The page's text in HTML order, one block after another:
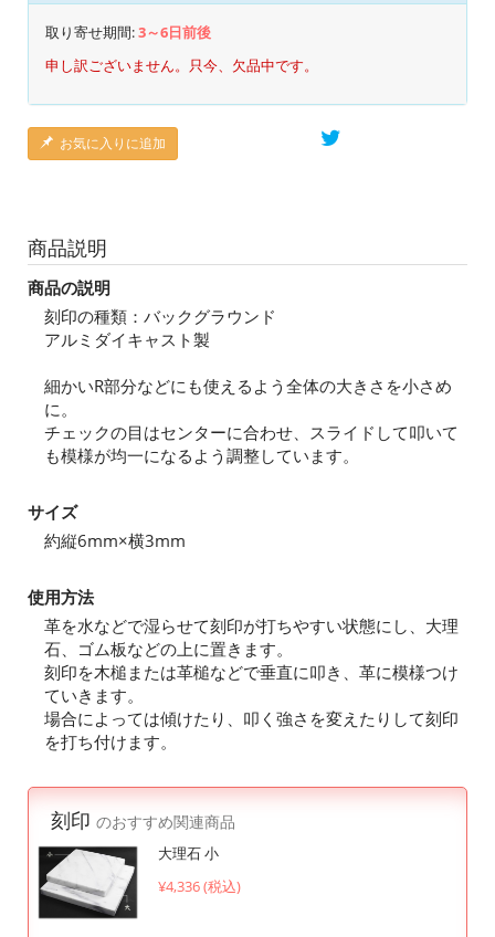
取り寄せ期間:3～6日前後
申し訳ございません。只今、欠品中です。
お気に入りに追加
商品説明
商品の説明
刻印の種類：バックグラウンド
アルミダイキャスト製
細かいR部分などにも使えるよう全体の大きさを小さめ
に。
チェックの目はセンターに合わせ、スライドして叩いて
も模様が均一になるよう調整しています。
サイズ
約縦6mm×横3mm
使用方法
革を水などで湿らせて刻印が打ちやすい状態にし、大理
石、ゴム板などの上に置きます。
刻印を木槌または革槌などで垂直に叩き、革に模様つけ
ていきます。
場合によっては傾けたり、叩く強さを変えたりして刻印
を打ち付けます。
刻印 のおすすめ関連商品
大理石 小
¥4,336 (税込)